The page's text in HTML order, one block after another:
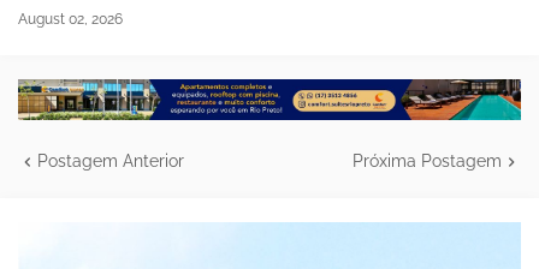
August 02, 2026
Postagem Anterior Próxima Postagem